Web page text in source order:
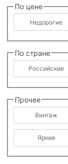
По цене
Недорогие
По стране
Российские
Прочее
Винтаж
Яркие